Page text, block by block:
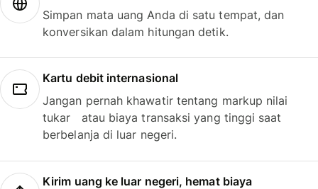
Simpan mata uang Anda di satu tempat, dan
konversikan dalam hitungan detik.
Kartu debit internasional
Jangan pernah khawatir tentang markup nilai
tukar atau biaya transaksi yang tinggi saat
berbelanja di luar negeri.
Kirim uang ke luar negeri, hemat biaya